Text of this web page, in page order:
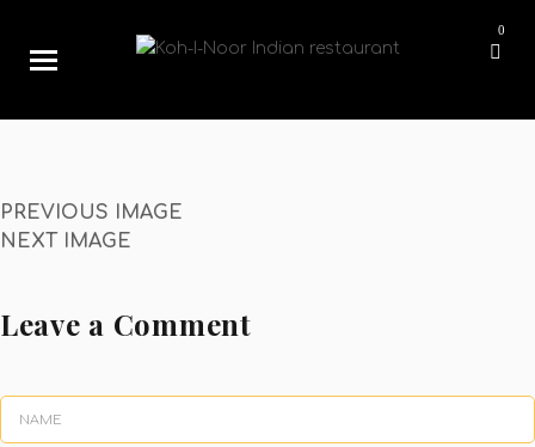
0
pizza-64.png
PREVIOUS IMAGE
NEXT IMAGE
Leave a Comment